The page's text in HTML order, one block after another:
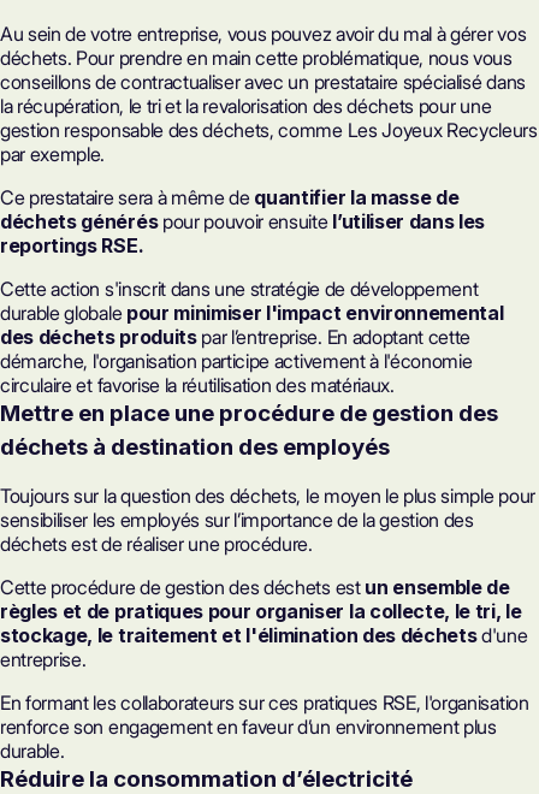
Au sein de votre entreprise, vous pouvez avoir du mal à gérer vos
déchets. Pour prendre en main cette problématique, nous vous
conseillons de contractualiser avec un prestataire spécialisé dans
la récupération, le tri et la revalorisation des déchets pour une
gestion responsable des déchets, comme Les Joyeux Recycleurs
par exemple.
Ce prestataire sera à même de quantifier la masse de
déchets généréspour pouvoir ensuite l’utiliser dans les
reportings RSE.
Cette action s'inscrit dans une stratégie de développement
durable globale pour minimiser l'impact environnemental
des déchets produitspar l’entreprise. En adoptant cette
démarche, l'organisation participe activement à l'économie
circulaire et favorise la réutilisation des matériaux.
Mettre en place une procédure de gestion des
déchets à destination des employés
Toujours sur la question des déchets, le moyen le plus simple pour
sensibiliser les employés sur l’importance de la gestion des
déchets est de réaliser une procédure.
Cette procédure de gestion des déchets est un ensemble de
règles et de pratiques pour organiser la collecte, le tri, le
stockage, le traitement et l'élimination des déchetsd'une
entreprise.
En formant les collaborateurs sur ces pratiques RSE, l'organisation
renforce son engagement en faveur d’un environnement plus
durable.
Réduire la consommation d’électricité